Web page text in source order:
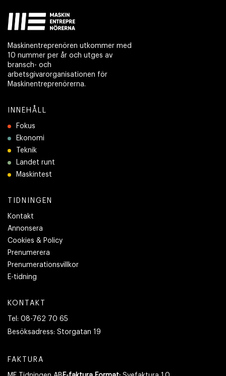
Maskinentreprenören utkommer med
10 nummer per år och utges av
bransch- och
arbetsgivarorganisationen för
Maskinentreprenörerna.
INNEHÅLL
Fokus
Ekonomi
Teknik
Landet runt
Maskintest
TIDNINGEN
Kontakt
Annonsera
Cookies & Policy
Prenumerera
Prenumerationsvillkor
E-tidning
KONTAKT
Tel: 08-762 70 65
Besöksadress: Storgatan 19
FAKTURA